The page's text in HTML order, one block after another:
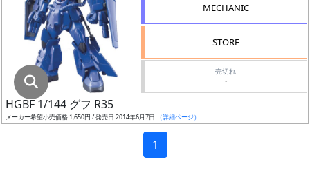
成
形
色
MECHANIC
STORE
売切れ
-
HGBF 1/144 グフ R35
メーカー希望小売価格 1,650円 / 発売日 2014年6月7日 （詳細ページ）
1